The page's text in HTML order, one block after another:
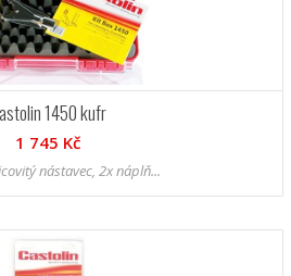
1450 kufr
1 745 Kč
nástavec, 2x náplň...